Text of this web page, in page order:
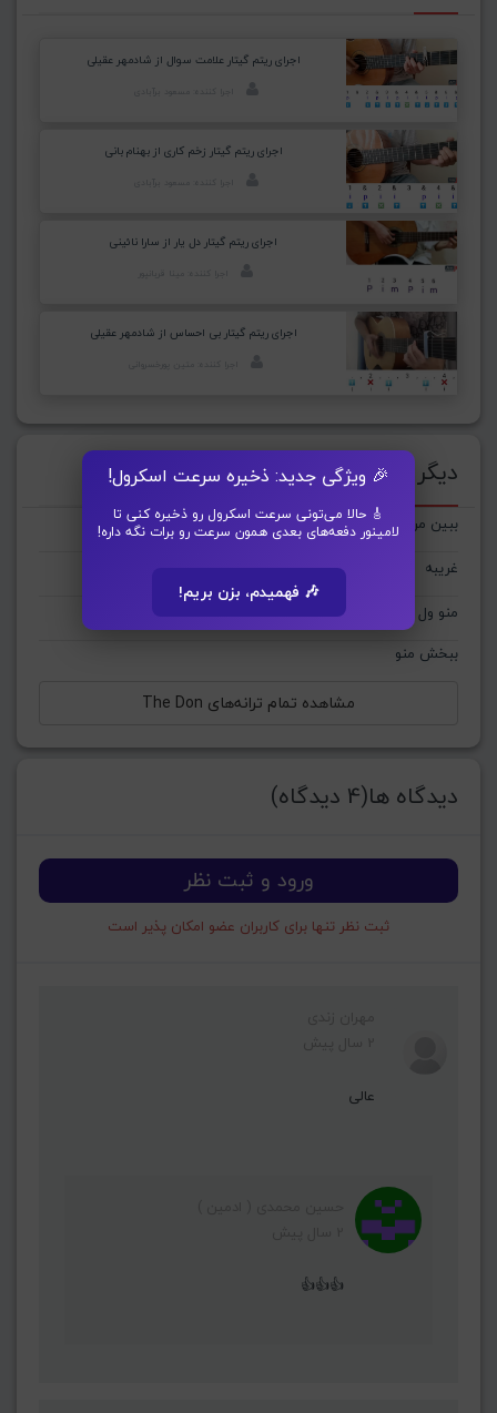
🎉 ویژگی جدید: ذخیره سرعت اسکرول!
🎸 حالا می‌تونی سرعت اسکرول رو ذخیره کنی تا
لامینور دفعه‌های بعدی همون سرعت رو برات نگه داره!
🎶 فهمیدم، بزن بریم!
اجرای ریتم گیتار علامت سوال از شادمهر عقیلی
اجرای ریتم گیتار زخم کاری از بهنام بانی
اجرای ریتم گیتار دل یار از سارا نائینی
اجرای ریتم گیتار بی احساس از شادمهر عقیلی
دیگر ترانه‌های : The Don
ببین من عوض شدم
غریبه
منو ول نکنیا
ببخش منو
مشاهده تمام ترانه‌های The Don
دیدگاه ها(4 دیدگاه)
ورود و ثبت نظر
ثبت نظر تنها برای کاربران عضو امکان پذیر است
عالی
👍👍👍